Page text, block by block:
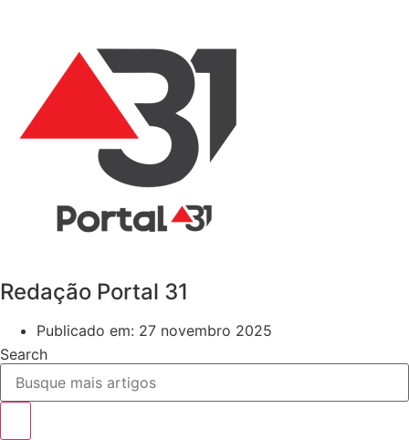
Redação Portal 31
Publicado em: 27 novembro 2025
Search